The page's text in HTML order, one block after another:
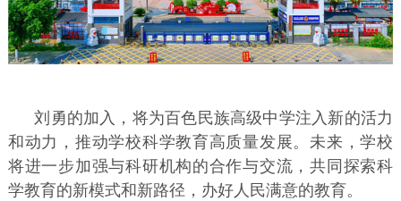
刘勇的加入，将为百色民族高级中学注入新的活力
和动力，推动学校科学教育高质量发展。未来，学校
将进一步加强与科研机构的合作与交流，共同探索科
学教育的新模式和新路径，办好人民满意的教育。